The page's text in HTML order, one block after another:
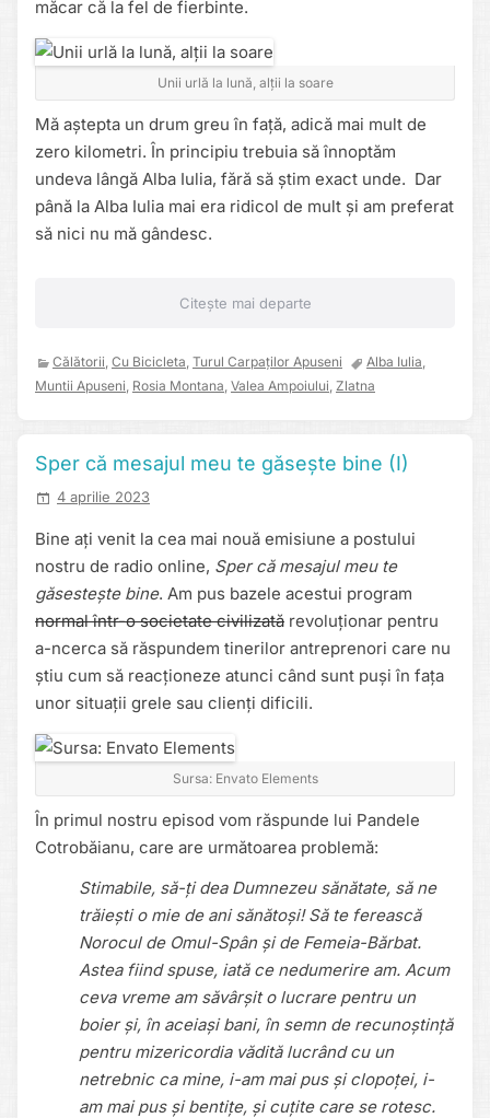
măcar că la fel de fierbinte.
Unii urlă la lună, alții la soare
Mă aștepta un drum greu în față, adică mai mult de
zero kilometri. În principiu trebuia să înnoptăm
undeva lângă Alba Iulia, fără să știm exact unde. Dar
până la Alba Iulia mai era ridicol de mult și am preferat
să nici nu mă gândesc.
Citește mai departe
Călătorii, Cu Bicicleta, Turul Carpaților Apuseni Alba Iulia,
Muntii Apuseni, Rosia Montana, Valea Ampoiului, Zlatna
Sper că mesajul meu te găsește bine (I)
4 aprilie 2023
Bine ați venit la cea mai nouă emisiune a postului
nostru de radio online, Sper că mesajul meu te
găsestește bine. Am pus bazele acestui program
normal într-o societate civilizată revoluționar pentru
a-ncerca să răspundem tinerilor antreprenori care nu
știu cum să reacționeze atunci când sunt puși în fața
unor situații grele sau clienți dificili.
Sursa: Envato Elements
În primul nostru episod vom răspunde lui Pandele
Cotrobăianu, care are următoarea problemă:
Stimabile, să-ți dea Dumnezeu sănătate, să ne
trăiești o mie de ani sănătoși! Să te ferească
Norocul de Omul-Spân și de Femeia-Bărbat.
Astea fiind spuse, iată ce nedumerire am. Acum
ceva vreme am săvârșit o lucrare pentru un
boier și, în aceiași bani, în semn de recunoștință
pentru mizericordia vădită lucrând cu un
netrebnic ca mine, i-am mai pus și clopoței, i-
am mai pus și bentițe, și cuțite care se rotesc.